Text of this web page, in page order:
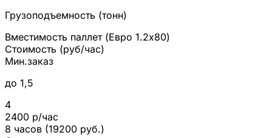
Грузоподъемность (тонн)
Вместимость паллет (Евро 1.2x80)
Стоимость (руб/час)
Мин.заказ
до 1,5
4
2400 р/час
8 часов (19200 руб.)